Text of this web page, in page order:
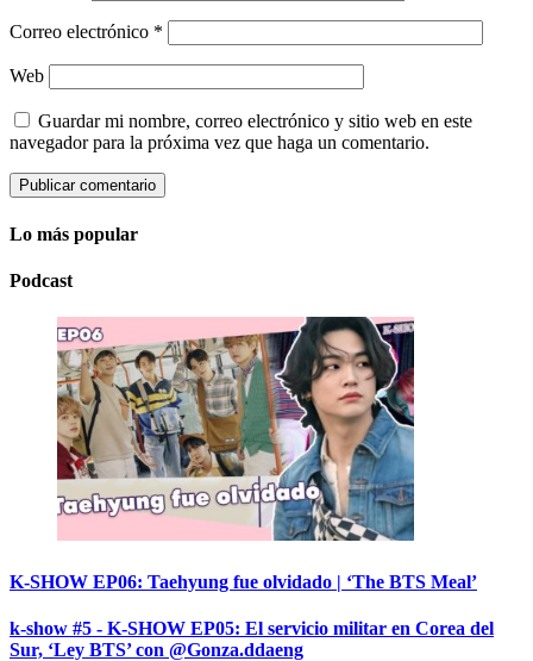
Correo electrónico *
Web
Guardar mi nombre, correo electrónico y sitio web en este
navegador para la próxima vez que haga un comentario.
Lo más popular
Podcast
K-SHOW EP06: Taehyung fue olvidado | ‘The BTS Meal’
k-show #5 - K-SHOW EP05: El servicio militar en Corea del
Sur, ‘Ley BTS’ con @Gonza.ddaeng